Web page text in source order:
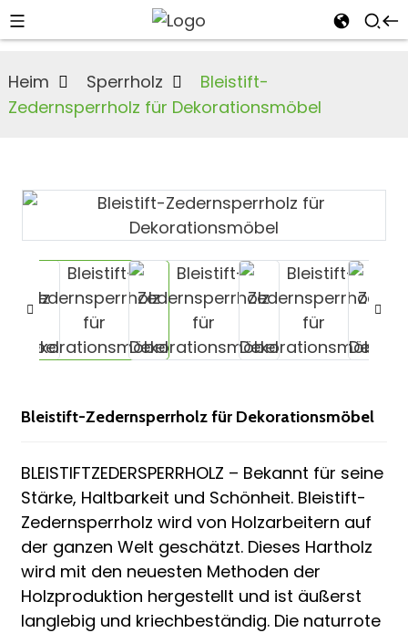
Heim Sperrholz
Bleistift-
Zedernsperrholz für Dekorationsmöbel
Bleistift-Zedernsperrholz für Dekorationsmöbel
BLEISTIFTZEDERSPERRHOLZ – Bekannt für seine
Stärke, Haltbarkeit und Schönheit. Bleistift-
Zedernsperrholz wird von Holzarbeitern auf
der ganzen Welt geschätzt. Dieses Hartholz
wird mit den neuesten Methoden der
Holzproduktion hergestellt und ist äußerst
langlebig und kriechbeständig. Die naturrote